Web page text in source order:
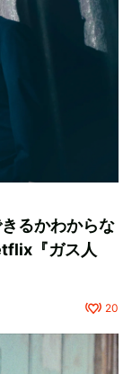
るかわからな
『ガス人
20